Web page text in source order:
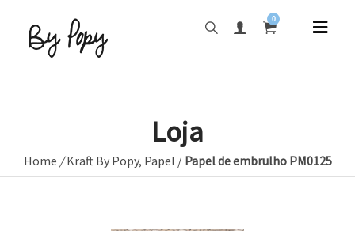
0
Loja
Home /Kraft By Popy, Papel / Papel de embrulho PM0125